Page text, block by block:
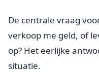
De centrale vraag
verkoop me geld, of
op? Het eerlijke
situatie.